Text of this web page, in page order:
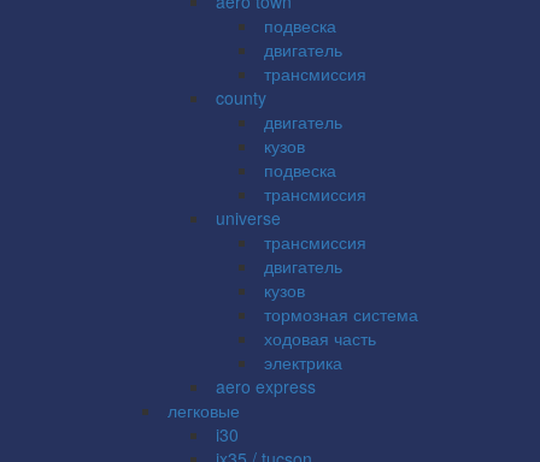
подвеска
двигатель
трансмиссия
county
двигатель
кузов
подвеска
трансмиссия
universe
трансмиссия
двигатель
кузов
тормозная система
ходовая часть
электрика
aero express
легковые
i30